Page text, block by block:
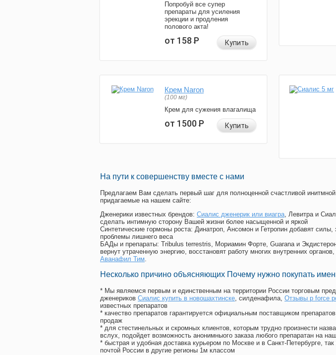
Попробуй все супер
препараты для усиления
эрекции и продления
полового акта!
от 158Р Купить
Крем Naron
(100 мг)
Крем для сужения влагалища
от 1500Р Купить
На пути к совершенству вместе с нами
Предлагаем Вам сделать первый шаг для полноценной счастливой
придагаемые на нашем сайте:
Дженерики известных брендов: Сиалис дженерик или виагра, Левитра и
сделать интимную сторону Вашей жизни более насыщенной и яркой
Синтетические гормоны роста: Динатроп, Ансомон и Гетропин добавят силы,
проблемы лишнего веса
БАДы и препараты: Tribulus terrestris, Мориамин Форте, Guarana и
вернут утраченную энергию, восстановят работу многих внутренних
Аванафил Тим.
Несколько причино объясняющих Почему нужно покупать
* Мы являемся первым и единственным на территории России торговым
дженериков Сиалис купить в новошахтинске, силденафила, Отзывы p force
известных препаратов
* качество препаратов гарантируется официальным поставщиком
продаж
* для стестинельных и скромных клиентов, которым трудно произнести
вслух, подойдет возможность анонимныого заказа любого препаратан на
* быстрая и удобная доставка курьером по Москве и в Санкт-Петербурге,
почтой России в другие регионы 1м классом